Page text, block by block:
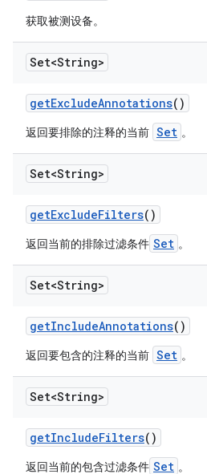
获取被测设备。
Set<String>
getExcludeAnnotations()
返回要排除的注释的当前 Set 。
Set<String>
getExcludeFilters()
返回当前的排除过滤条件 Set 。
Set<String>
getIncludeAnnotations()
返回要包含的注释的当前 Set 。
Set<String>
getIncludeFilters()
返回当前的包含过滤条件 Set 。